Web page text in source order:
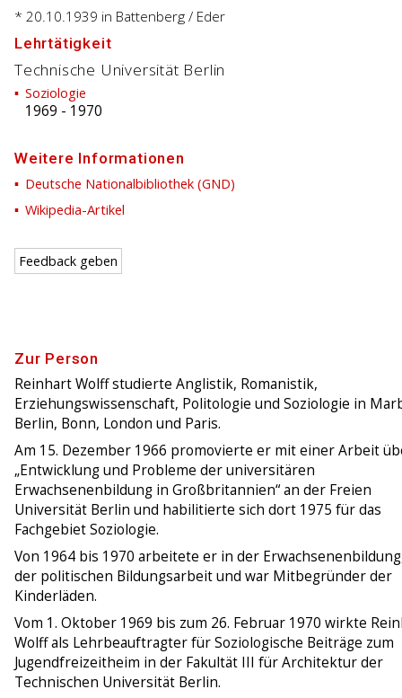
Zur Person
Reinhart Wolff studierte Anglistik, Romanistik,
Erziehungswissenschaft, Politologie und Soziologie in
Berlin, Bonn, London und Paris.
Am 15. Dezember 1966 promovierte er mit einer Arbeit
„Entwicklung und Probleme der universitären
Erwachsenenbildung in Großbritannien“ an der Freien
Universität Berlin und habilitierte sich dort 1975 für das
Fachgebiet Soziologie.
Von 1964 bis 1970 arbeitete er in der
der politischen Bildungsarbeit und war Mitbegründer der
Kinderläden.
Vom 1. Oktober 1969 bis zum 26. Februar 1970 wirkte
Wolff als Lehrbeauftragter für Soziologische Beiträge zum
Jugendfreizeitheim in der Fakultät III für Architektur der
Technischen Universität Berlin.
* 20.10.1939 in Battenberg / Eder
Lehrtätigkeit
Technische Universität Berlin
Soziologie
1969 - 1970
Weitere Informationen
Deutsche Nationalbibliothek (GND)
Wikipedia-Artikel
Feedback geben